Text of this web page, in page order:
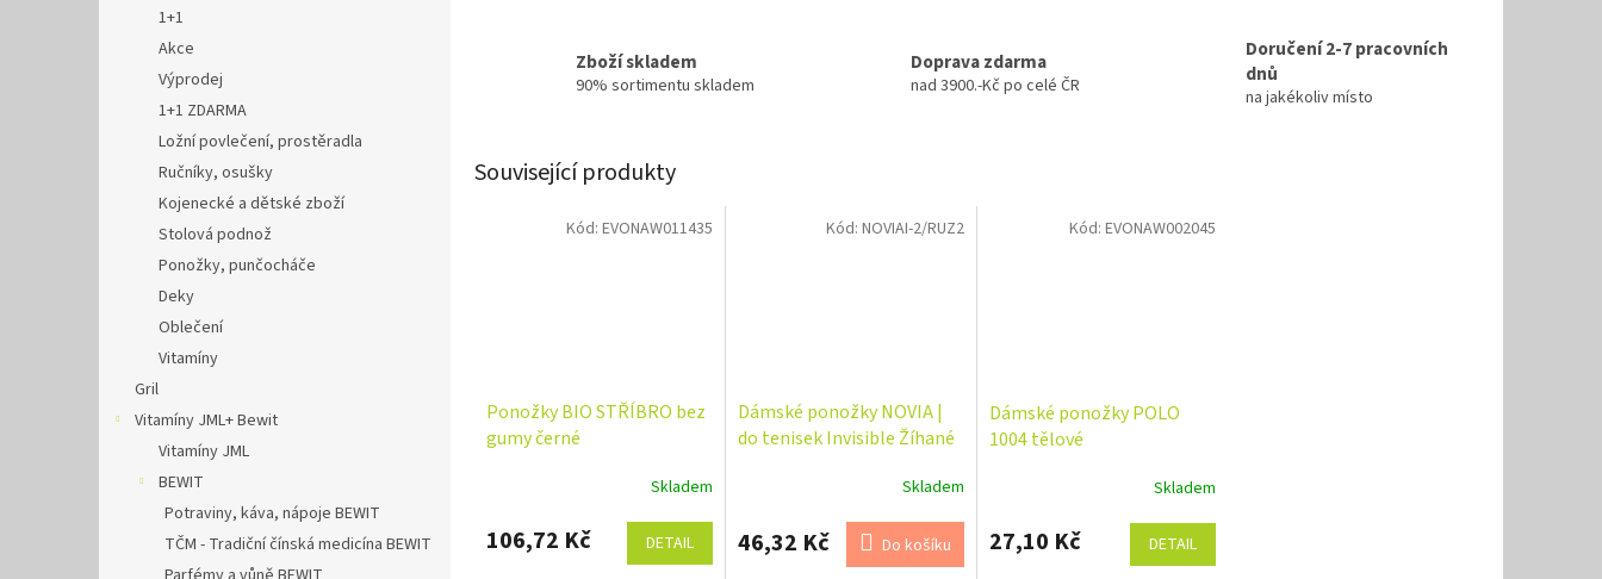
1+1
Akce
Výprodej
1+1 ZDARMA
Ložní povlečení, prostěradla
Ručníky, osušky
Kojenecké a dětské zboží
Stolová podnož
Ponožky, punčocháče
Deky
Oblečení
Vitamíny
Gril
Vitamíny JML+ Bewit
Vitamíny JML
BEWIT
Potraviny, káva, nápoje BEWIT
TČM - Tradiční čínská medicína BEWIT
Zboží skladem
90% sortimentu skladem
Doprava zdarma
nad 3900.-Kč po celé ČR
Doručení 2-7 pracovních
dnů
na jakékoliv místo
Související produkty
Ponožky BIO STŘÍBRO bez
gumy černé
Skladem
106,72 Kč DETAIL
Kód: EVONAW011435
Dámské ponožky NOVIA |
do tenisek Invisible Žíhané
Skladem
46,32 Kč Do košíku
Kód: NOVIAI-2/RUZ2
Dámské ponožky POLO
1004 tělové
Skladem
27,10 Kč DETAIL
Kód:EVONAW002045